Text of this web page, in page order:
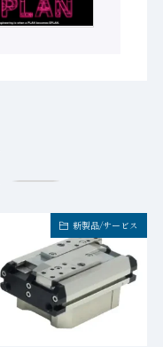
新製品/サービス